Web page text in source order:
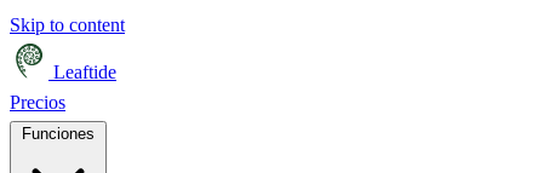
Skip to content
Leaftide
Precios